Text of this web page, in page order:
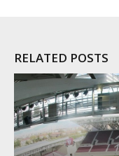
RELATED POSTS